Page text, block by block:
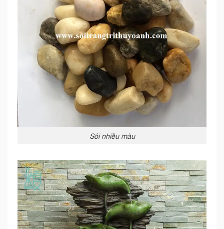
Sỏi nhiều màu